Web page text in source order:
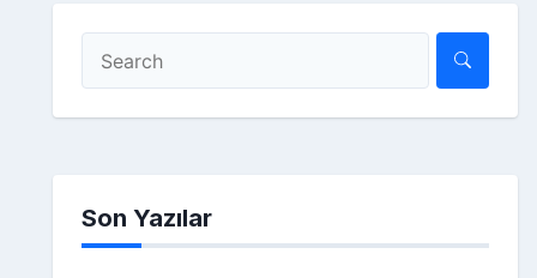
Son Yazılar